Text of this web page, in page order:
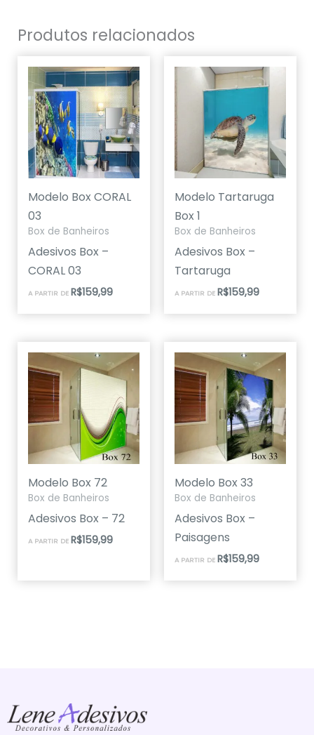
Produtos relacionados
Modelo Box CORAL
03
Box de Banheiros
Adesivos Box –
CORAL 03
A PARTIR DE R$159,99
Modelo Tartaruga
Box 1
Box de Banheiros
Adesivos Box –
Tartaruga
A PARTIR DE R$159,99
Modelo Box 72
Box de Banheiros
Adesivos Box – 72
A PARTIR DE R$159,99
Modelo Box 33
Box de Banheiros
Adesivos Box –
Paisagens
A PARTIR DE R$159,99